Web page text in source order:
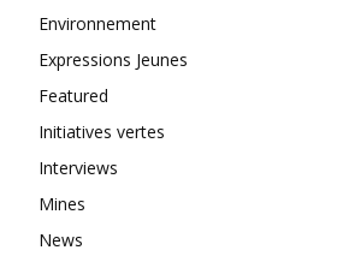
Environnement
Expressions Jeunes
Featured
Initiatives vertes
Interviews
Mines
News